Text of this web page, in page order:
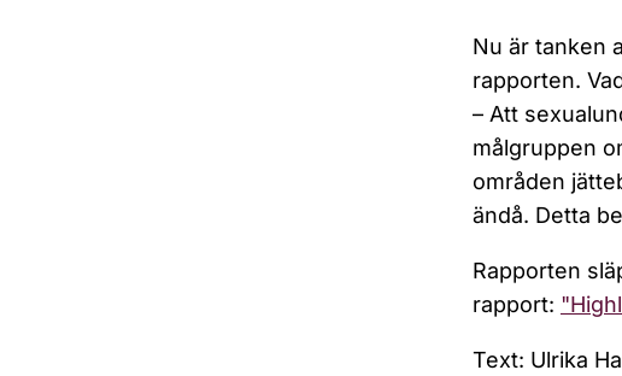
Nu är tanken
rapporten.
– Att
målgruppen
områden
ändå. Detta
Rapporten
rapport:
Text: Ulrika